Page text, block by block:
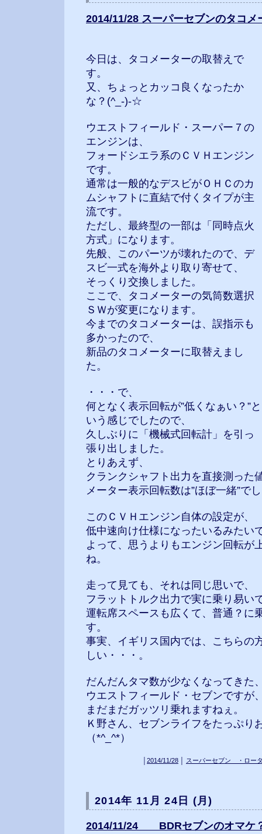
2014/11/28 スーパーセブンのタコ
今日は、タコメーターの取替えで
す。
又、ちょっとカッコ良くなったか
な？(^_-)-☆
ウエストフィールド・スーパー７の
エンジンは、
フォードシエラ系のＣＶＨエンジン
です。
通常は一般的なデスビがＯＨＣのカ
ムシャフトに直結で付くタイプが主
流です。
ただし、最終型の一部は「同時点火
方式」になります。
先般、このパーツが壊れたので、デ
スビ一式を海外より取り寄せて、
そっくり交換しました。
ここで、タコメーターの気筒数選択
ＳＷが変更になります。
今までのタコメーターは、誤指示も
多かったので、
新品のタコメーターに取替えまし
た。
・・・で、
何となく表示回転が”低くなぁい？”と
いう感じでしたので、
久しぶりに「機械式回転計」を引っ
張り出しました。
とりあえず、
クランクシャフト出力を直接測った
メーター表示回転数は”ほぼ一緒”で
このＣＶＨエンジン自体の設定が、
低中速向け仕様になったいるみたい
よって、思うよりもエンジン回転が
ね。
走って見ても、それは同じ思いで、
フラットトルク出力で実に乗り易い
運転席スペースも広くて、普通？に
す。
事実、イギリス国内では、こちらの
しい・・・。
だんだんタマ数が少なくなってきた
ウエストフィールド・セブンですが
まだまだガッツリ乗れますねぇ。
Ｋ野さん、セブンライフをたっぷり
（*^_^*）
2014/11/28 スーパーセブン ・ロー
2014年 11月 24日 (月)
2014/11/24 BDRセブンのオマケ